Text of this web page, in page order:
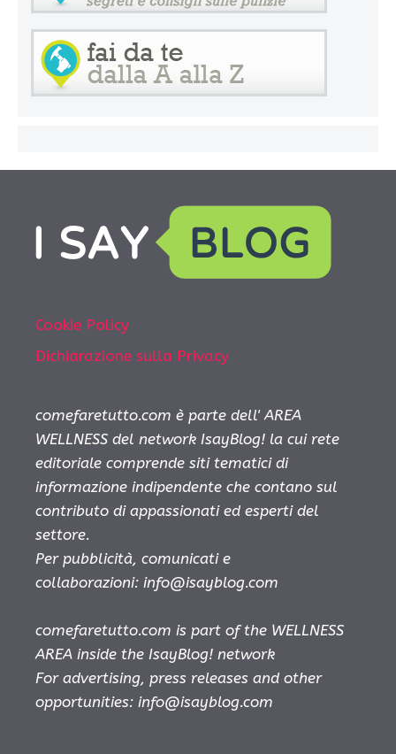
Cookie Policy
Dichiarazione sulla Privacy
comefaretutto.com è parte dell' AREA
WELLNESS del network IsayBlog! la cui rete
editoriale comprende siti tematici di
informazione indipendente che contano sul
contributo di appassionati ed esperti del
settore.
Per pubblicità, comunicati e
collaborazioni: info@isayblog.com
comefaretutto.com is part of the WELLNESS
AREA inside the IsayBlog! network
For advertising, press releases and other
opportunities: info@isayblog.com